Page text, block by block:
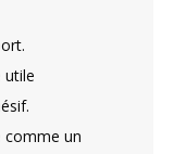
utile
comme un